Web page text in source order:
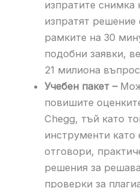
изпратите снимка
изпратят решение
рамките на 30
подобни заявки,
21 милиона
Учебен пакет –
повишите
Chegg, тъй като
инструменти като
отговори,
решения за
проверки за